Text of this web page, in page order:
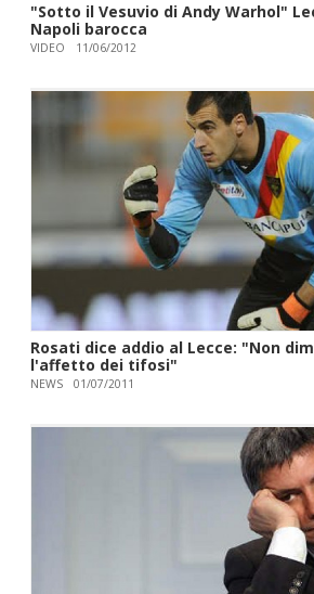
"Sotto il Vesuvio di Andy Warhol"
Napoli barocca
VIDEO 11/06/2012
Rosati dice addio al Lecce: "Non
l'affetto dei tifosi"
NEWS 01/07/2011